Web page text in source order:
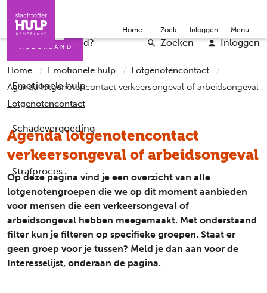
Iemand helpen Word vrijwilliger English
Wat is er gebeurd?
Emotionele hulp
Schadevergoeding
Strafproces
Zoeken Inloggen
Home Zoek Inloggen Menu
Home Emotionele hulp
Lotgenotencontact
Agenda lotgenotencontact verkeersongeval of arbeidsongeval
Lotgenotencontact
Agenda lotgenotencontact
verkeersongeval of arbeidsongeval
Op deze pagina vind je een overzicht van alle
lotgenotengroepen die we op dit moment aanbieden
voor mensen die een verkeersongeval of
arbeidsongeval hebben meegemaakt. Met onderstaand
filter kun je filteren op specifieke groepen. Staat er
geen groep voor je tussen? Meld je dan aan voor de
Interesselijst, onderaan de pagina.